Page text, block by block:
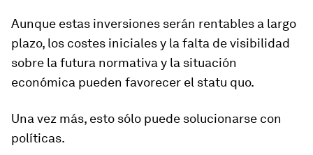
Aunque estas inversiones serán rentables a largo
plazo, los costes iniciales y la falta de visibilidad
sobre la futura normativa y la situación
económica pueden favorecer el statu quo.
Una vez más, esto sólo puede solucionarse con
políticas.